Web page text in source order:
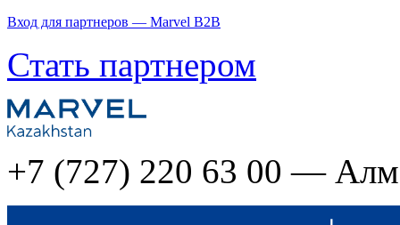
Вход для партнеров — Marvel B2B
Стать партнером
+7 (727) 220 63 00 —